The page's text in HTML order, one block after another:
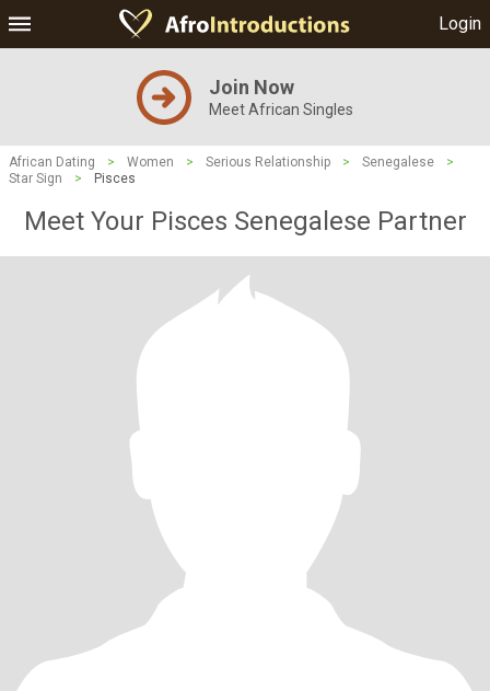
Login
Join Now
Meet African Singles
African Dating > Women > Serious Relationship > Senegalese
>
Star Sign
> Pisces
Meet Your Pisces Senegalese Partner